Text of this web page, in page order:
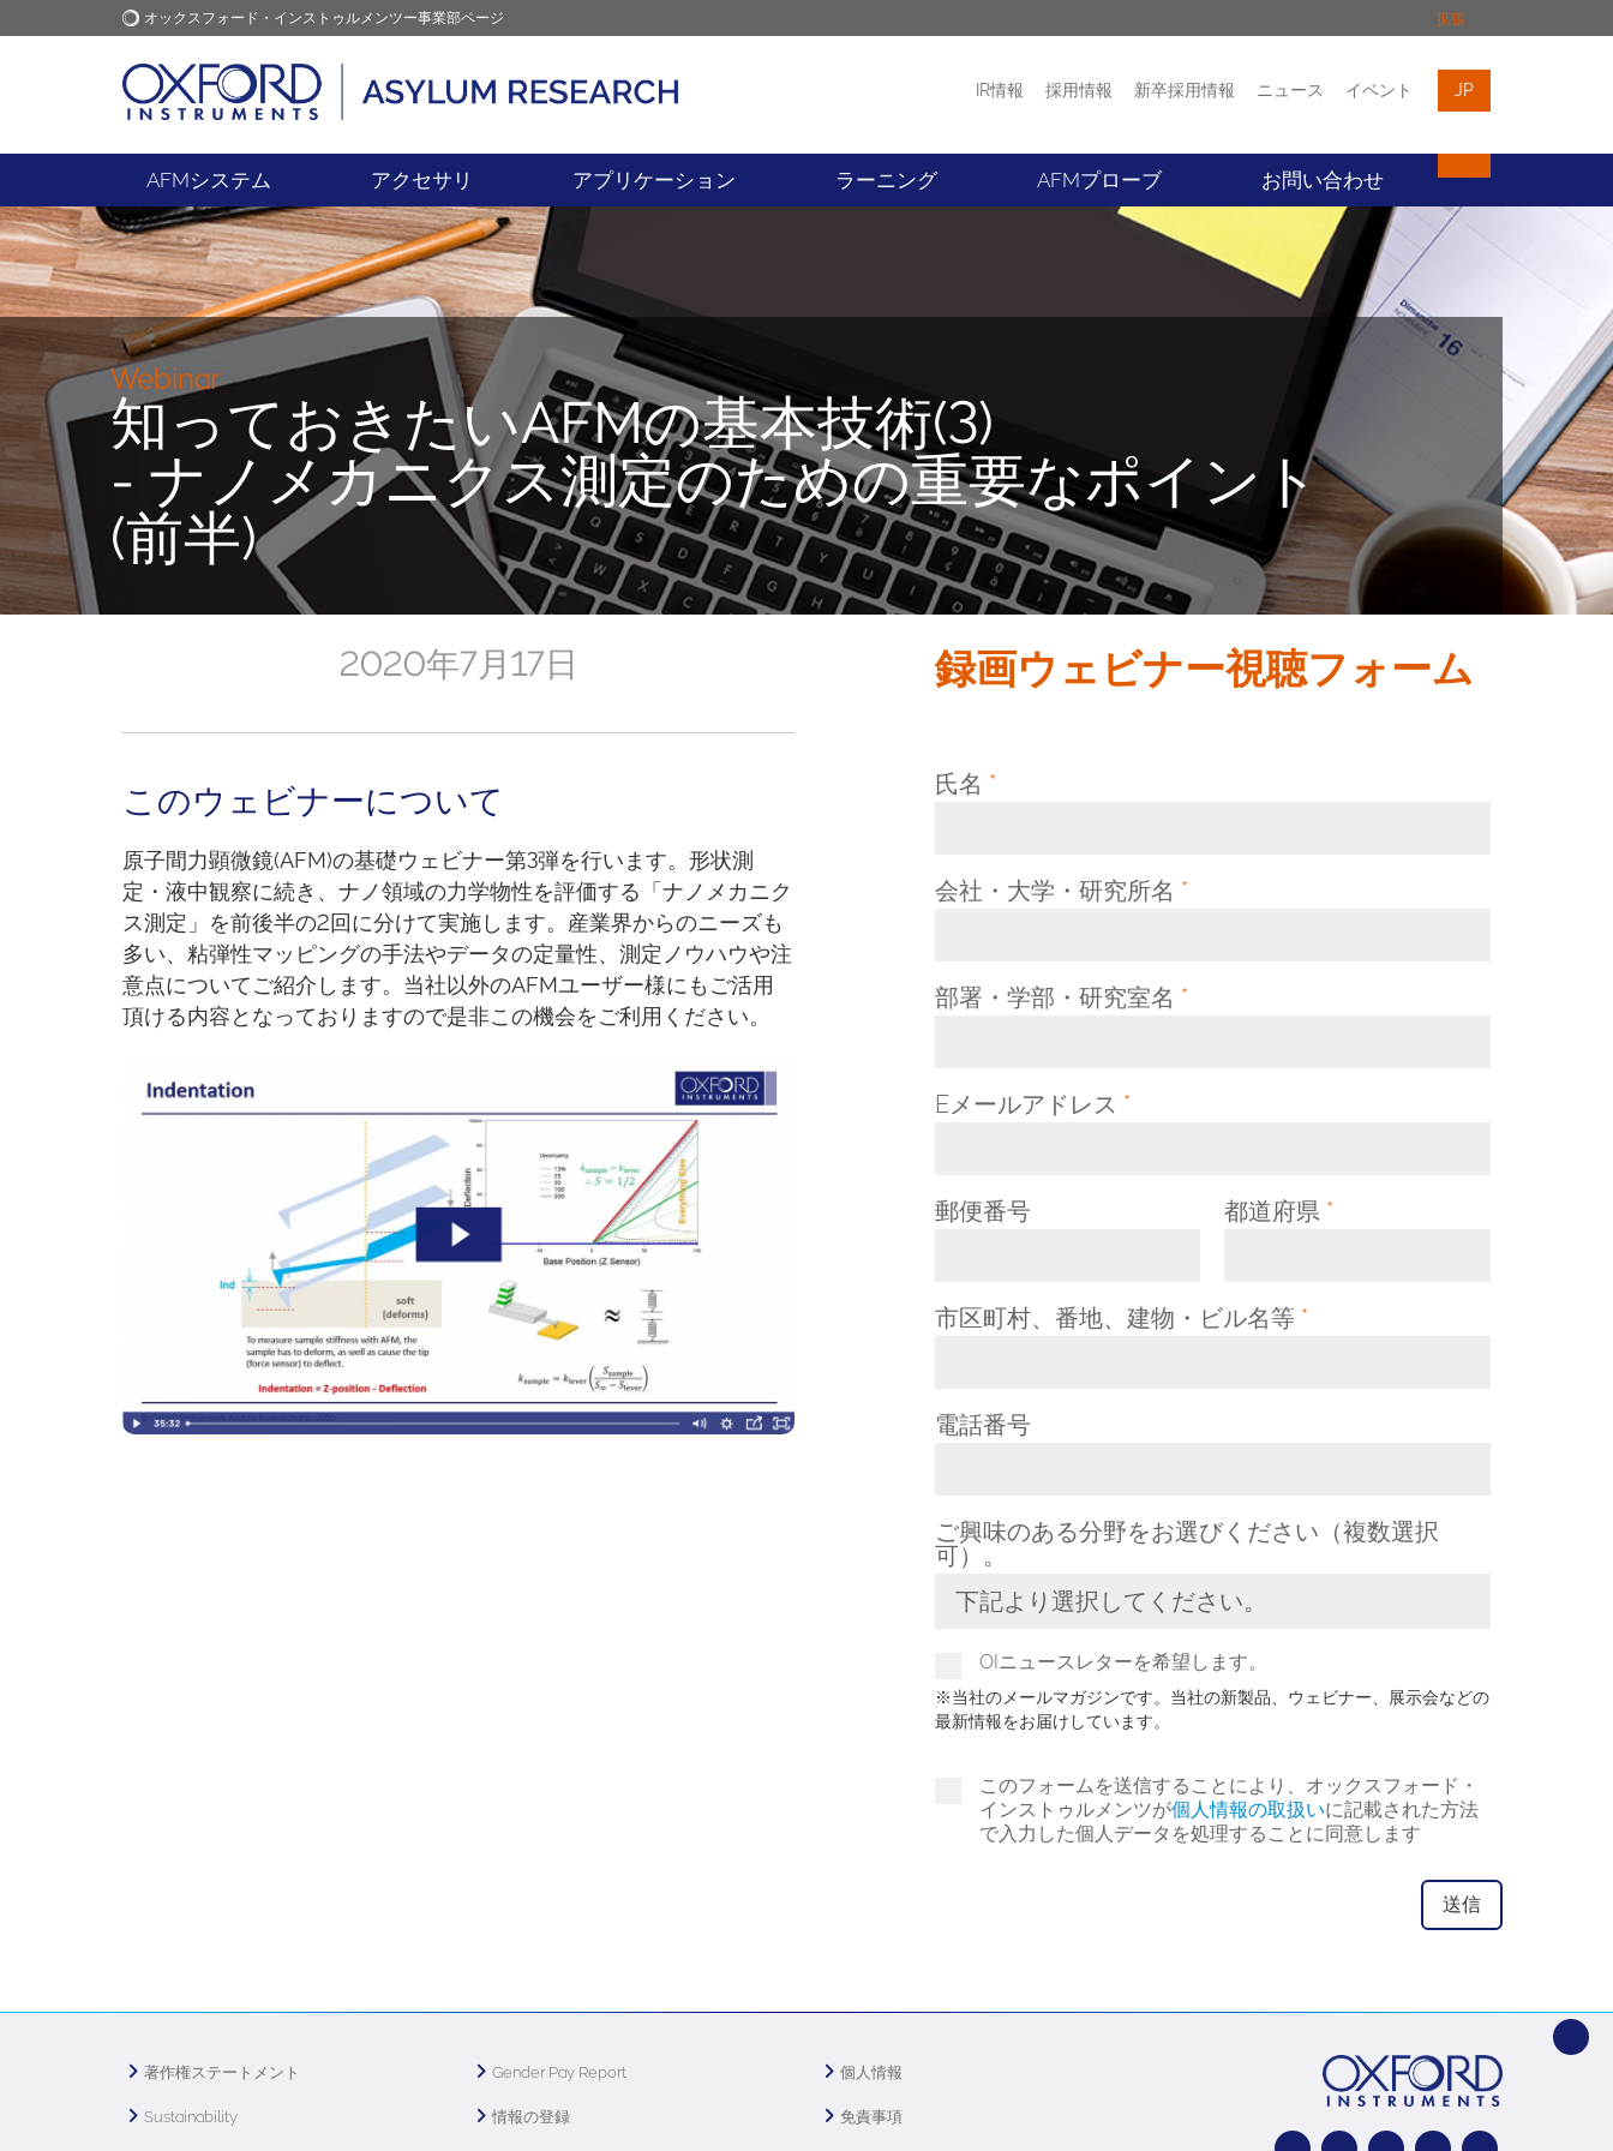
オックスフォード・インストゥルメンツー事業部ページ 拡張
オックスフォード・インス
トゥルメンツ
アプリケーション プロダクト イベント お問い合わせ
IR情報 採用情報 新卒採用情報 ニュース イベント JP
AFMシステム アクセサリ アプリケーション ラーニング AFMプローブ お問い合わせ
Webinar
知っておきたいAFMの基本技術(3)
- ナノメカニクス測定のための重要なポイント
(前半)
2020年7月17日
このウェビナーについて
原子間力顕微鏡(AFM)の基礎ウェビナー第3弾を行います。形状測
定・液中観察に続き、ナノ領域の力学物性を評価する「ナノメカニク
ス測定」を前後半の2回に分けて実施します。産業界からのニーズも
多い、粘弾性マッピングの手法やデータの定量性、測定ノウハウや注
意点についてご紹介します。当社以外のAFMユーザー様にもご活用
頂ける内容となっておりますので是非この機会をご利用ください。
録画ウェビナー視聴フォーム
氏名 *
会社・大学・研究所名 *
部署・学部・研究室名 *
Eメールアドレス *
郵便番号 都道府県 *
市区町村、番地、建物・ビル名等 *
電話番号
ご興味のある分野をお選びください（複数選択
可）。
下記より選択してください。
OIニュースレターを希望します。
※当社のメールマガジンです。当社の新製品、ウェビナー、展示会などの
最新情報をお届けしています。
このフォームを送信することにより、オックスフォード・
インストゥルメンツが個人情報の取扱いに記載された方法
で入力した個人データを処理することに同意します
著作権ステートメント
Sustainability
Gender Pay Report
情報の登録
個人情報
免責事項